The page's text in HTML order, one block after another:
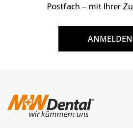
Postfach – mit Ihrer
ANMELDEN